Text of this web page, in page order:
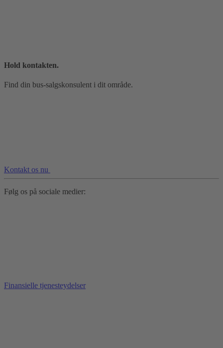
Hold kontakten.
Find din bus‑salgskonsulent i dit område.
Kontakt os nu
Følg os på sociale medier:
Finansielle tjenesteydelser